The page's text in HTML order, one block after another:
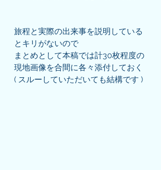
旅程と実際の出来事を説明している
とキリがないので
まとめとして本稿では計30枚程度の
現地画像を合間に各々添付しておく
( スルーしていただいても結構です )